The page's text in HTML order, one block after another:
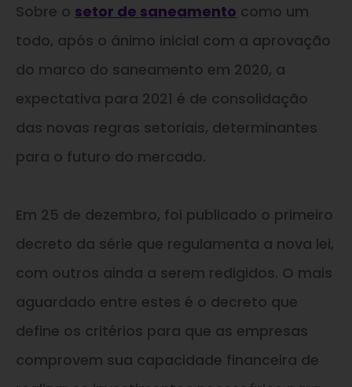
Sobre o setor de saneamento como um
todo, após o ânimo inicial com a aprovação
do marco do saneamento em 2020, a
expectativa para 2021 é de consolidação
das novas regras setoriais, determinantes
para o futuro do mercado.
Em 25 de dezembro, foi publicado o primeiro
decreto da série que regulamenta a nova lei,
com outros ainda a serem redigidos. O mais
aguardado entre estes é o decreto que
define os critérios para que as empresas
comprovem sua capacidade financeira de